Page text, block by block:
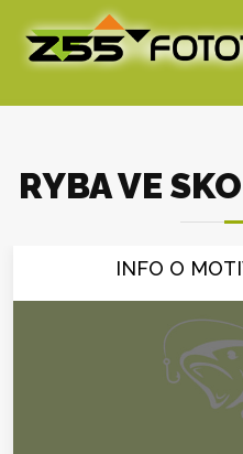
RYBA VE
INFO O